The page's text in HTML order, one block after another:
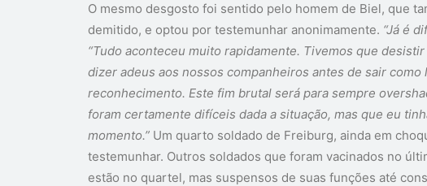
O mesmo desgosto foi sentido pelo homem de Biel, que
demitido, e optou por testemunhar anonimamente. “Já é
“Tudo aconteceu muito rapidamente. Tivemos que
dizer adeus aos nossos companheiros antes de sair
reconhecimento. Este fim brutal será para sempre
foram certamente difíceis dada a situação, mas que eu
momento.” Um quarto soldado de Freiburg, ainda em
testemunhar. Outros soldados que foram vacinados no
estão no quartel, mas suspensos de suas funções até